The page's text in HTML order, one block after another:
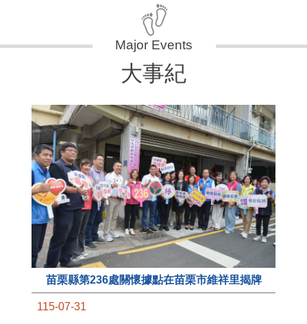
大事紀
苗栗縣第236處關懷據點在苗栗市維祥里揭牌
115-07-31